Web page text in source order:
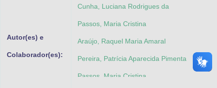
Autor(es) e
Colaborador(es):
Cunha, Luciana Rodrigues da
Passos, Maria Cristina
Araújo, Raquel Maria Amaral
Pereira, Patrícia Aparecida Pimenta
Passos, Maria Cristina